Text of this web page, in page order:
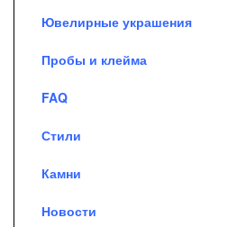
Ювелирные украшения
Пробы и клейма
FAQ
Стили
Камни
Новости